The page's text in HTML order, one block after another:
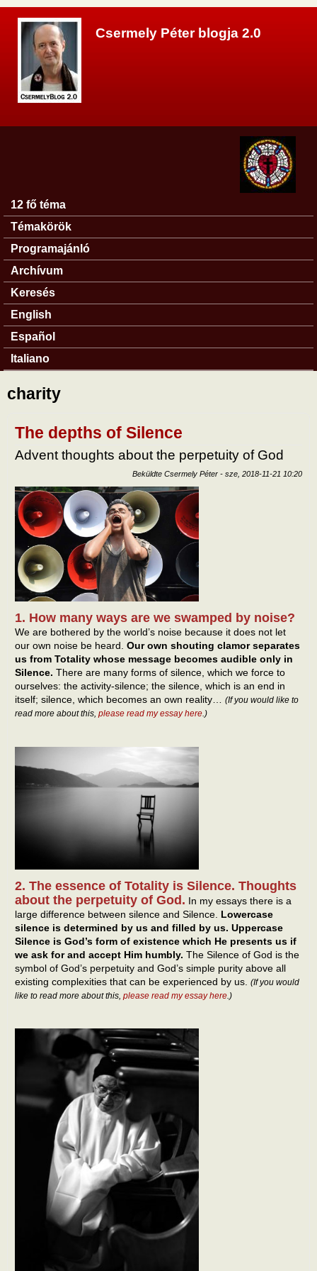
Csermely Péter blogja 2.0
Főmenü
12 fő téma
Témakörök
Programajánló
Archívum
Keresés
English
Español
Italiano
charity
The depths of Silence
Advent thoughts about the perpetuity of God
Beküldte Csermely Péter - sze, 2018-11-21 10:20
1. How many ways are we swamped by noise?
We are bothered by the world’s noise because it does not let
our own noise be heard. Our own shouting clamor separates
us from Totality whose message becomes audible only in
Silence. There are many forms of silence, which we force to
ourselves: the activity-silence; the silence, which is an end in
itself; silence, which becomes an own reality… (If you would like to
read more about this, please read my essay here.)
2. The essence of Totality is Silence. Thoughts
about the perpetuity of God. In my essays there is a
large difference between silence and Silence. Lowercase
silence is determined by us and filled by us. Uppercase
Silence is God’s form of existence which He presents us if
we ask for and accept Him humbly. The Silence of God is the
symbol of God’s perpetuity and God’s simple purity above all
existing complexities that can be experienced by us. (If you would
like to read more about this, please read my essay here.)